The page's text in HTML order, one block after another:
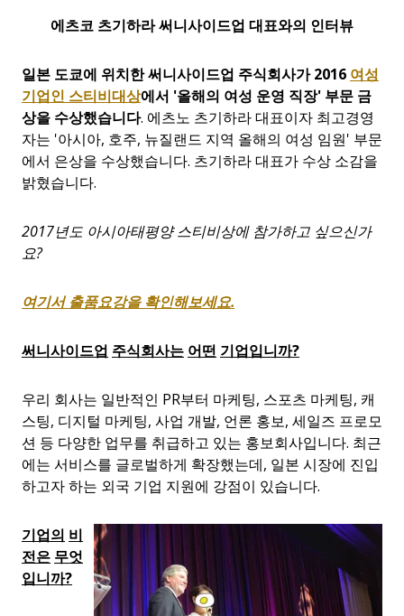
에츠코 츠기하라써니사이드업 대표와의 인터뷰
일본 도쿄에 위치한써니사이드업 주식회사가2016 여성
기업인 스티비대상에서 '올해의 여성 운영 직장' 부문 금
상을 수상했습니다. 에츠노 츠기하라 대표이자 최고경영
자는 '아시아, 호주, 뉴질랜드 지역 올해의 여성 임원' 부문
에서 은상을 수상했습니다. 츠기하라 대표가 수상 소감을
밝혔습니다.
2017년도 아시아태평양 스티비상에 참가하고 싶으신가
요?
여기서 출품요강을 확인해보세요.
써니사이드업 주식회사는 어떤 기업입니까?
우리 회사는 일반적인 PR부터 마케팅, 스포츠 마케팅, 캐
스팅, 디지털 마케팅, 사업 개발, 언론 홍보, 세일즈 프로모
션 등 다양한 업무를 취급하고 있는 홍보회사입니다. 최근
에는 서비스를 글로벌하게 확장했는데, 일본 시장에 진입
하고자 하는 외국 기업 지원에 강점이 있습니다.
기업의 비
전은 무엇
입니까?